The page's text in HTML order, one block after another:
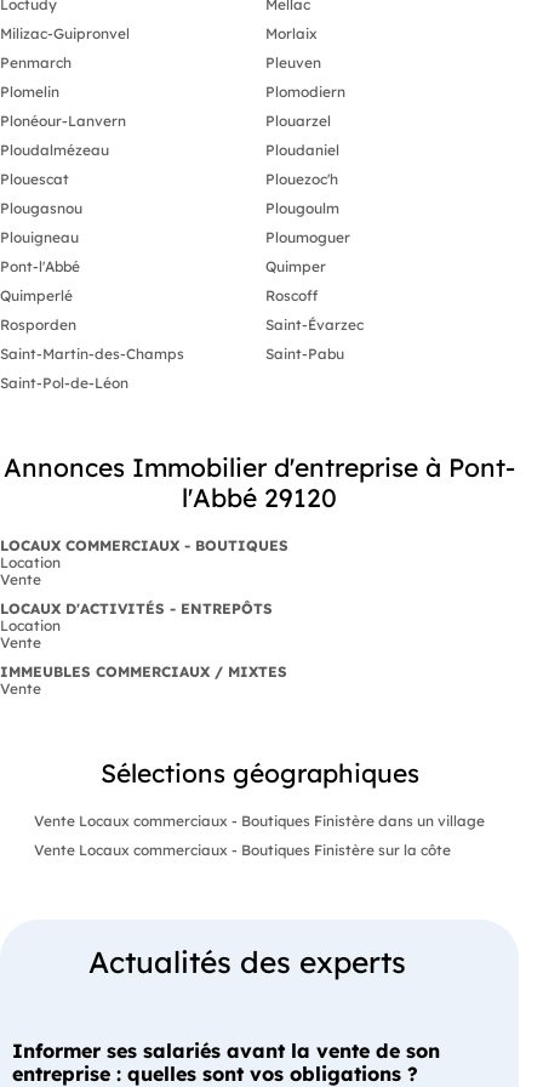
Loctudy
Mellac
Milizac-Guipronvel
Morlaix
Penmarch
Pleuven
Plomelin
Plomodiern
Plonéour-Lanvern
Plouarzel
Ploudalmézeau
Ploudaniel
Plouescat
Plouezoc'h
Plougasnou
Plougoulm
Plouigneau
Ploumoguer
Pont-l'Abbé
Quimper
Quimperlé
Roscoff
Rosporden
Saint-Évarzec
Saint-Martin-des-Champs
Saint-Pabu
Saint-Pol-de-Léon
Annonces Immobilier d'entreprise à Pont-
l'Abbé 29120
LOCAUX COMMERCIAUX - BOUTIQUES
Location
Vente
LOCAUX D'ACTIVITÉS - ENTREPÔTS
Location
Vente
IMMEUBLES COMMERCIAUX / MIXTES
Vente
Sélections géographiques
Vente Locaux commerciaux - Boutiques Finistère dans un village
Vente Locaux commerciaux - Boutiques Finistère sur la côte
Actualités des experts
Informer ses salariés avant la vente de son
entreprise : quelles sont vos obligations ?